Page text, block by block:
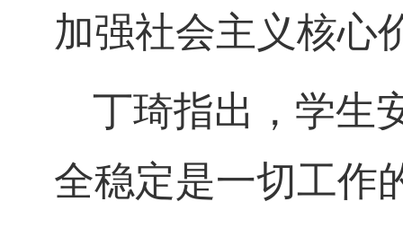
加强社会主义核心
丁琦指出，学生
全稳定是一切工作